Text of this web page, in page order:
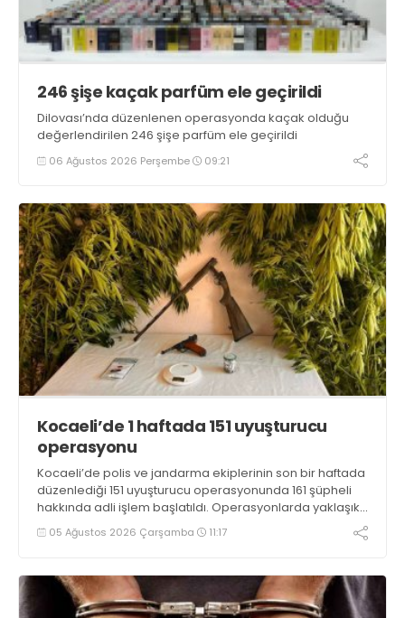
246 şişe kaçak parfüm ele geçirildi
Dilovası’nda düzenlenen operasyonda kaçak olduğu
değerlendirilen 246 şişe parfüm ele geçirildi
06 Ağustos 2026 Perşembe 09:21
Kocaeli’de 1 haftada 151 uyuşturucu
operasyonu
Kocaeli’de polis ve jandarma ekiplerinin son bir haftada
düzenlediği 151 uyuşturucu operasyonunda 161 şüpheli
hakkında adli işlem başlatıldı. Operasyonlarda yaklaşık
2 kilogram uyuşturucu madde ile 121 kök kenevir bitkisi
ele geçirilirken, 9 şüpheli tutuklandı
05 Ağustos 2026 Çarşamba 11:17